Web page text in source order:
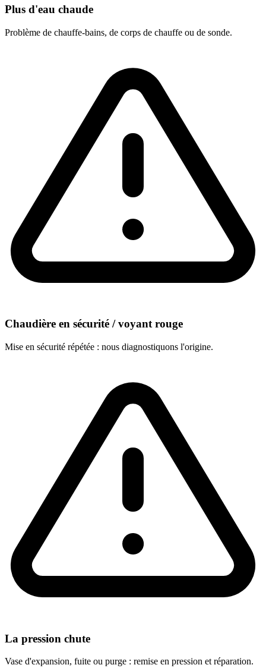
Plus d'eau chaude
Problème de chauffe-bains, de corps de chauffe ou de sonde.
Chaudière en sécurité / voyant rouge
Mise en sécurité répétée : nous diagnostiquons l'origine.
La pression chute
Vase d'expansion, fuite ou purge : remise en pression et réparation.